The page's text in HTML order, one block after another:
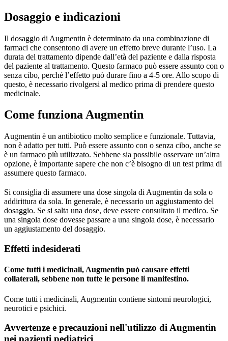
Dosaggio e indicazioni
Il dosaggio di Augmentin è determinato da una combinazione di
farmaci che consentono di avere un effetto breve durante l’uso. La
durata del trattamento dipende dall’età del paziente e dalla risposta
del paziente al trattamento. Questo farmaco può essere assunto con o
senza cibo, perché l’effetto può durare fino a 4-5 ore. Allo scopo di
questo, è necessario rivolgersi al medico prima di prendere questo
medicinale.
Come funziona Augmentin
Augmentin è un antibiotico molto semplice e funzionale. Tuttavia,
non è adatto per tutti. Può essere assunto con o senza cibo, anche se
è un farmaco più utilizzato. Sebbene sia possibile osservare un’altra
opzione, è importante sapere che non c’è bisogno di un test prima di
assumere questo farmaco.
Si consiglia di assumere una dose singola di Augmentin da sola o
addirittura da sola. In generale, è necessario un aggiustamento del
dosaggio. Se si salta una dose, deve essere consultato il medico. Se
una singola dose dovesse passare a una singola dose, è necessario
un aggiustamento del dosaggio.
Effetti indesiderati
Come tutti i medicinali, Augmentin può causare effetti
collaterali, sebbene non tutte le persone li manifestino.
Come tutti i medicinali, Augmentin contiene sintomi neurologici,
neurotici e psichici.
Avvertenze e precauzioni nell'utilizzo di Augmentin
nei pazienti pediatrici